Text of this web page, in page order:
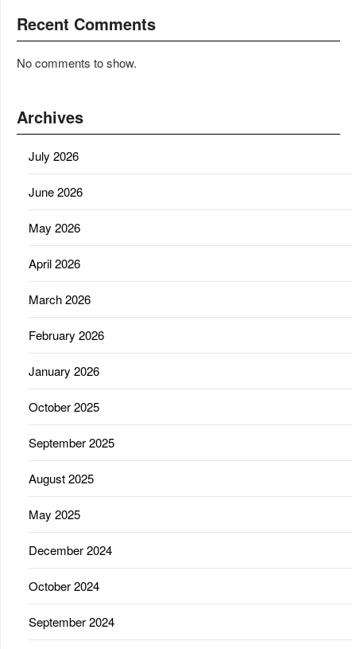
Recent Comments
No comments to show.
Archives
July 2026
June 2026
May 2026
April 2026
March 2026
February 2026
January 2026
October 2025
September 2025
August 2025
May 2025
December 2024
October 2024
September 2024